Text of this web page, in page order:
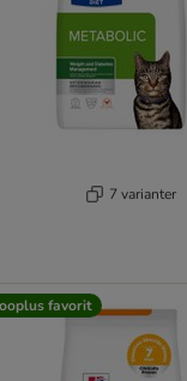
7 varianter
favorit